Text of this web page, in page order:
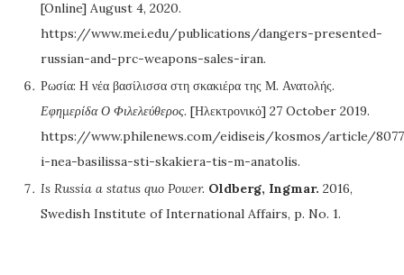
[Online] August 4, 2020.
https://www.mei.edu/publications/dangers-presented-
russian-and-prc-weapons-sales-iran.
Ρωσία: Η νέα βασίλισσα στη σκακιέρα της Μ. Ανατολής.
Εφημερίδα Ο Φιλελεύθερος. [Ηλεκτρονικό] 27 October 2019.
https://www.philenews.com/eidiseis/kosmos/article/
i-nea-basilissa-sti-skakiera-tis-m-anatolis.
Is Russia a status quo Power. Oldberg, Ingmar. 2016,
Swedish Institute of International Affairs, p. No. 1.